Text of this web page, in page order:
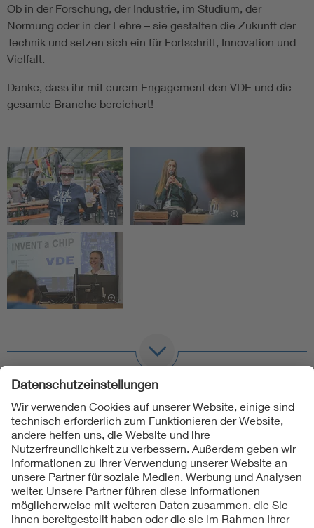
Ob in der Forschung, der Industrie, im Studium, der
Normung oder in der Lehre – sie gestalten die Zukunft der
Technik und setzen sich ein für Fortschritt, Innovation und
Vielfalt.
Danke, dass ihr mit eurem Engagement den VDE und die
gesamte Branche bereichert!
Folgen Sie uns